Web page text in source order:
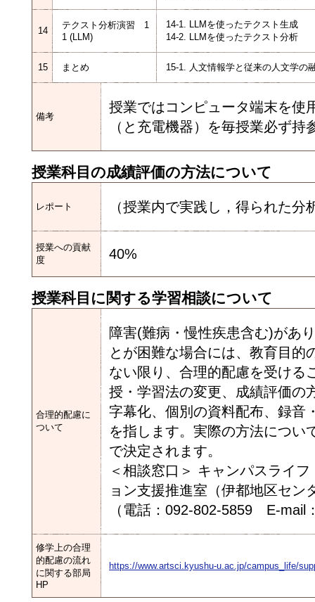
14
テクスト分析演習 1
1 (LLM)
14-1. LLMを使ったテクスト生成
14-2. LLMを使ったテクスト分析
15 まとめ 15-1. 人文情報学と従来の人文学の
備考
授業ではコンピュータ端末を使
（と充電機器）を毎授業必ず
授業科目の成績評価の方法について
レポート （授業内で実践し，得られた
授業への貢献
度
40%
授業科目に関する学習相談について
合理的配慮に
ついて
障害(難病・慢性疾患含む)があ
とが困難な場合には、教育目的
ない限り、合理的配慮を受ける
授・学習法の変更、成績評価の
字幕化、個別の資料配布、録音
を指します。実際の方法につい
で決定されます。
＜相談窓口＞ キャンパスライ
ョン支援推進室（伊都地区セン
（電話：092-802-5859 E-mail
修学上の合理
的配慮の流れ
に関する部局
HP
https://www.artsci.kyushu-u.ac.jp/campus_life/